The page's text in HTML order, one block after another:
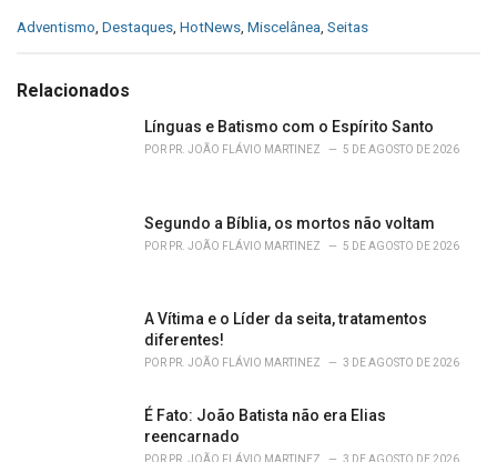
C
e
Adventismo Destaques HotNews Miscelânea Seitas
Relacionados
Línguas e Batismo com o Espírito Santo
POR PR. JOÃO FLÁVIO MARTINEZ 5 DE AGOSTO DE 2026
Segundo a Bíblia, os mortos não voltam
POR PR. JOÃO FLÁVIO MARTINEZ 5 DE AGOSTO DE 2026
A Vítima e o Líder da seita, tratamentos
diferentes!
POR PR. JOÃO FLÁVIO MARTINEZ 3 DE AGOSTO DE 2026
É Fato: João Batista não era Elias
reencarnado
POR PR. JOÃO FLÁVIO MARTINEZ 3 DE AGOSTO DE 2026